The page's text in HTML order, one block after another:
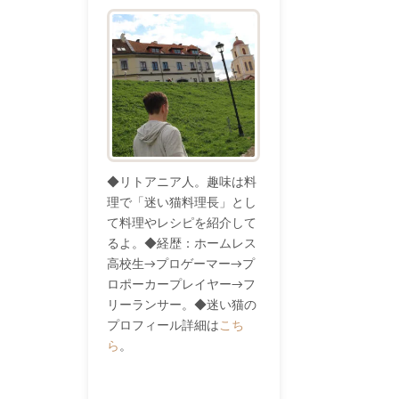
◆リトアニア人。趣味は料
理で「迷い猫料理長」とし
て料理やレシピを紹介して
るよ。◆経歴：ホームレス
高校生→プロゲーマー→プ
ロポーカープレイヤー→フ
リーランサー。◆迷い猫の
プロフィール詳細はこち
ら。